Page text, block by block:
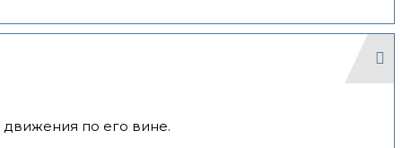
по его вине.